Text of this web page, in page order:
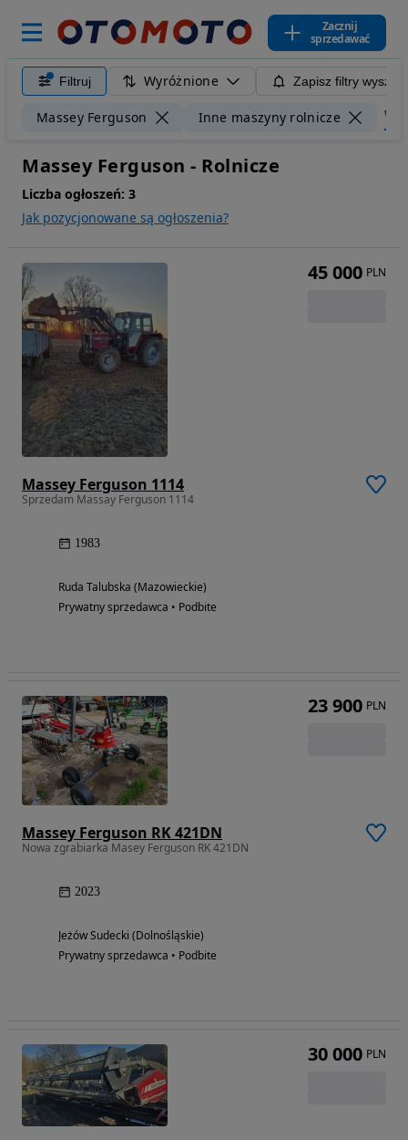
Zacznij
sprzedawać
Filtruj Wyróżnione Zapisz filtry
Massey Ferguson Inne maszyny rolnicze
Massey Ferguson - Rolnicze
Liczba ogłoszeń: 3
Jak pozycjonowane są ogłoszenia?
Massey Ferguson 1114
Sprzedam Massay Ferguson 1114
1983
Ruda Talubska (Mazowieckie)
Prywatny sprzedawca • Podbite
45 000 PLN
Massey Ferguson RK 421DN
Nowa zgrabiarka Masey Ferguson RK 421DN
2023
Jeżów Sudecki (Dolnośląskie)
Prywatny sprzedawca • Podbite
23 900 PLN
30 000 PLN